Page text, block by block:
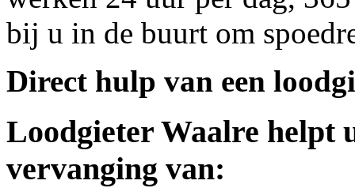
bij u in de buurt om
Direct hulp van een
Loodgieter Waalre helpt
vervanging van: